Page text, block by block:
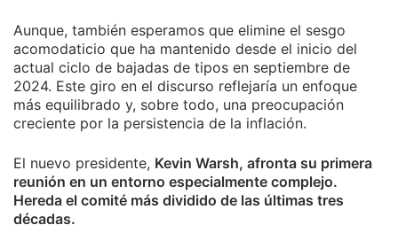
Aunque, también esperamos que elimine el sesgo
acomodaticio que ha mantenido desde el inicio del
actual ciclo de bajadas de tipos en septiembre de
2024. Este giro en el discurso reflejaría un enfoque
más equilibrado y, sobre todo, una preocupación
creciente por la persistencia de la inflación.
El nuevo presidente, Kevin Warsh, afronta su primera
reunión en un entorno especialmente complejo.
Hereda el comité más dividido de las últimas tres
décadas.